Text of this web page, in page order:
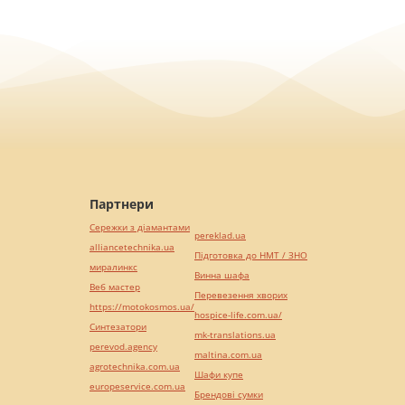
Партнери
Сережки з діамантами
alliancetechnika.ua
миралинкс
Веб мастер
https://motokosmos.ua/
Синтезатори
perevod.agency
agrotechnika.com.ua
europeservice.com.ua
pereklad.ua
Підготовка до НМТ / ЗНО
Винна шафа
Перевезення хворих
hospice-life.com.ua/
mk-translations.ua
maltina.com.ua
Шафи купе
Брендові сумки